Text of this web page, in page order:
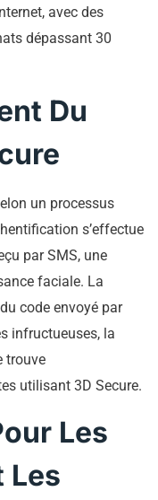
avec des
dépassant 30
Du
un processus
s’effectue
par SMS, une
faciale. La
code envoyé par
infructueuses, la
trouve
utilisant 3D Secure.
Les
Les